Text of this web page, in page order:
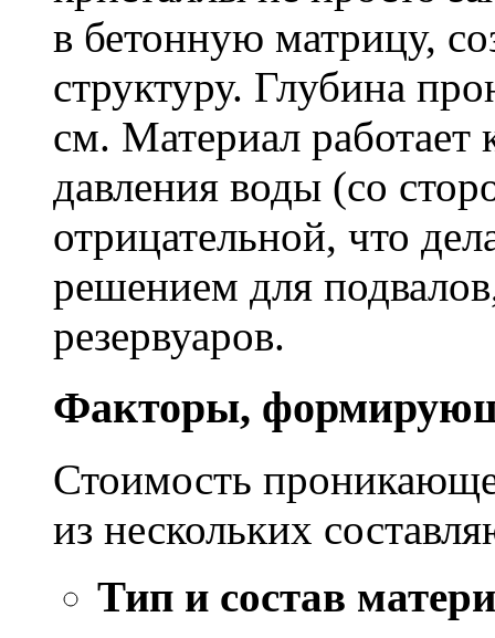
в бетонную матрицу,
структуру. Глубина
см. Материал работает
давления воды (со
отрицательной, что
решением для
резервуаров.
Факторы,
Стоимость
из нескольких
Тип и состав